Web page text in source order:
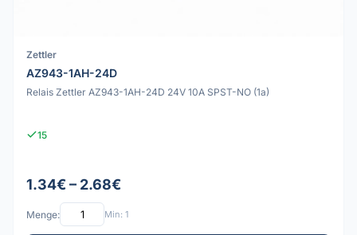
Zettler
AZ943-1AH-24D
Relais Zettler AZ943-1AH-24D 24V 10A SPST-NO (1a)
15
1.34€ – 2.68€
Menge: Min: 1